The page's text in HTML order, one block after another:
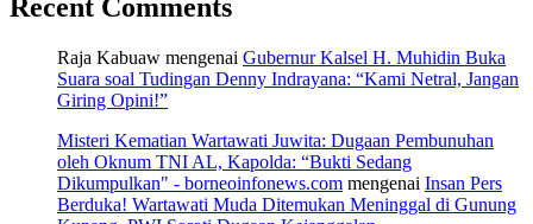
Recent Comments
Raja Kabuaw mengenai Gubernur Kalsel H. Muhidin Buka
Suara soal Tudingan Denny Indrayana: “Kami Netral, Jangan
Giring Opini!”
Misteri Kematian Wartawati Juwita: Dugaan Pembunuhan
oleh Oknum TNI AL, Kapolda: “Bukti Sedang
Dikumpulkan" - borneoinfonews.com mengenai Insan Pers
Berduka! Wartawati Muda Ditemukan Meninggal di Gunung